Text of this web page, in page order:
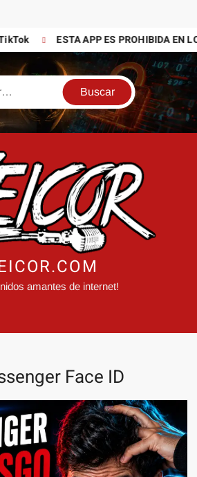
ESTA APP ES PROHIBIDA EN
amantes de internet!
Face ID